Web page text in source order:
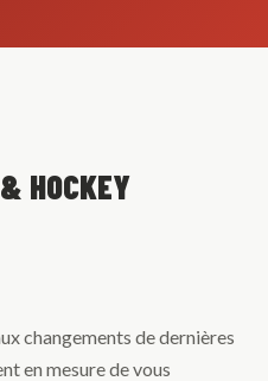
HOCKEY
changements de dernières
en mesure de vous